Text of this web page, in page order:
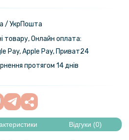
для Samsung Galaxy S23 Ultra
грн
грн
with Card Slot для Samsung Galaxy
грн
грн
Leather для Samsung Galaxy S23
/ УкрПошта
товару, Онлайн оплата:
Pay, Apple Pay, Приват24
протягом 14 днів
Відгуки (0)